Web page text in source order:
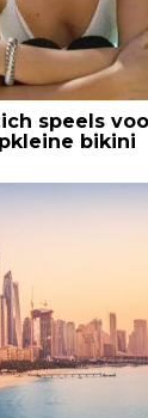
speels
bikini